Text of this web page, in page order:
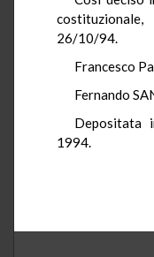
26/10/94.
Francesco
Fernando
Depositata
1994.